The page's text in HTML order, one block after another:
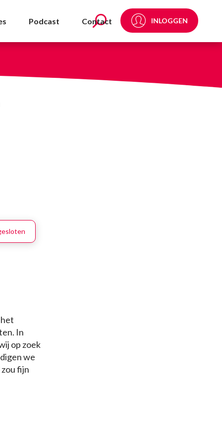
- NVDA
Podcast Contact INLOGGEN
In
op zoek
we
fijn